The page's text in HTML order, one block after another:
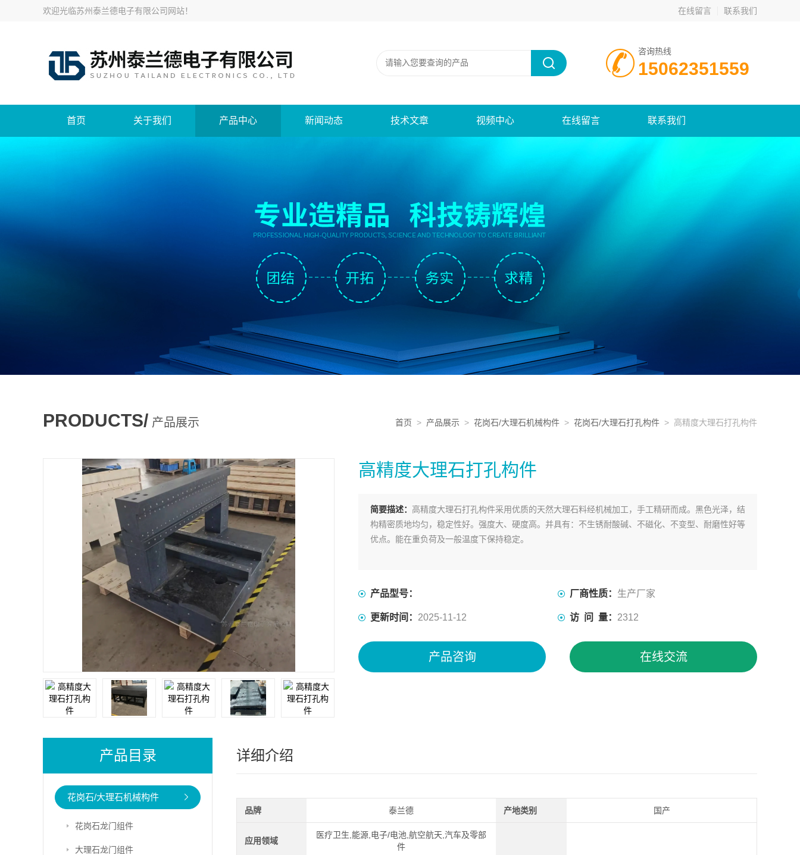
欢迎光临苏州泰兰德电子有限公司网站！ 在线留言 联系我们
咨询热线
15062351559
首页 关于我们 产品中心 新闻动态 技术文章 视频中心 在线留言 联系我们
PRODUCTS/ 产品展示 首页 > 产品展示 > 花岗石/大理石机械构件 > 花岗石/大理石打孔构件 > 高精度大理石打孔构件
高精度大理石打孔构件
简要描述： 高精度大理石打孔构件采用优质的天然大理石料经机械加工，手工精研而成。黑色光泽，结
构精密质地均匀，稳定性好。强度大、硬度高。并具有：不生锈耐酸碱、不磁化、不变型、耐磨性好等
优点。能在重负荷及一般温度下保持稳定。
产品型号： 厂商性质： 生产厂家
更新时间： 2025-11-12 访 问 量： 2312
产品咨询 在线交流
产品目录
花岗石/大理石机械构件
花岗石龙门组件
大理石龙门组件
详细介绍
品牌 泰兰德 产地类别 国产
应用领域
医疗卫生,能源,电子/电池,航空航天,汽车及零部
件